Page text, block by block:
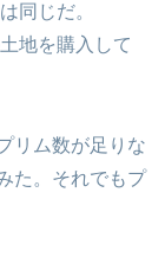
同じだ。
地を購入して
リム数が足りな
た。それでもプ